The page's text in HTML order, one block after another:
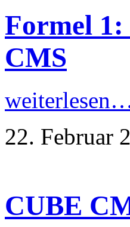
Formel
CMS
22. Februar
CUBE